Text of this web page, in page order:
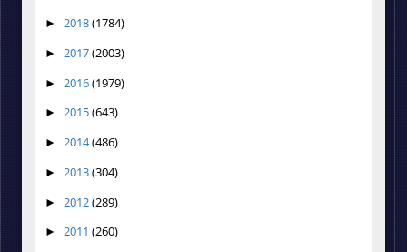
► 2018(1784)
► 2017(2003)
► 2016(1979)
► 2015(643)
► 2014(486)
► 2013(304)
► 2012(289)
► 2011 (260)